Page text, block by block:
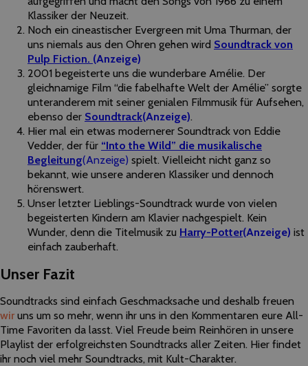
Klassiker der Neuzeit.
Noch ein cineastischer Evergreen mit Uma Thurman, der
uns niemals aus den Ohren gehen wird Soundtrack von
Pulp Fiction. (Anzeige)
2001 begeisterte uns die wunderbare Amélie. Der
gleichnamige Film “die fabelhafte Welt der Amélie” sorgte
unteranderem mit seiner genialen Filmmusik für Aufsehen,
ebenso der Soundtrack(Anzeige).
Hier mal ein etwas modernerer Soundtrack von Eddie
Vedder, der für “Into the Wild” die musikalische
Begleitung(Anzeige) spielt. Vielleicht nicht ganz so
bekannt, wie unsere anderen Klassiker und dennoch
hörenswert.
Unser letzter Lieblings-Soundtrack wurde von vielen
begeisterten Kindern am Klavier nachgespielt. Kein
Wunder, denn die Titelmusik zu Harry-Potter(Anzeige) ist
einfach zauberhaft.
Unser Fazit
Soundtracks sind einfach Geschmacksache und deshalb freuen
wir uns um so mehr, wenn ihr uns in den Kommentaren eure All-
Time Favoriten da lasst. Viel Freude beim Reinhören in unsere
Playlist der erfolgreichsten Soundtracks aller Zeiten. Hier findet
ihr noch viel mehr Soundtracks, mit Kult-Charakter.